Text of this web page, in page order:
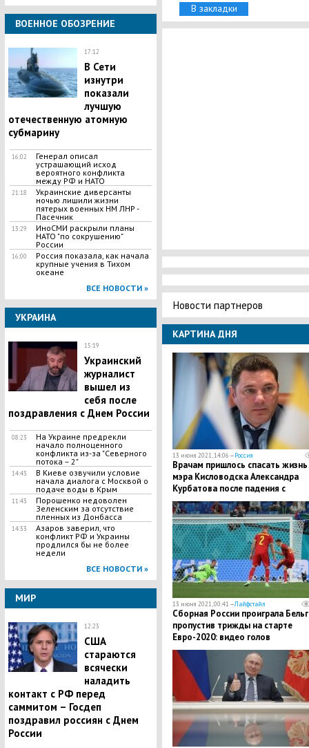
ВОЕННОЕ ОБОЗРЕНИЕ
17:12
В Сети
изнутри
показали
лучшую
отечественную атомную
субмарину
16:02
Генерал описал
устрашающий исход
вероятного конфликта
между РФ и НАТО
21:18
Украинские диверсанты
ночью лишили жизни
пятерых военных НМ ЛНР -
Пасечник
13:29
ИноСМИ раскрыли планы
НАТО "по сокрушению"
России
16:00
Россия показала, как начала
крупные учения в Тихом
океане
ВСЕ НОВОСТИ »
УКРАИНА
15:19
Украинский
журналист
вышел из
себя после
поздравления с Днем России
08:23
На Украине предрекли
начало полноценного
конфликта из-за "Северного
потока – 2"
14:43
В Киеве озвучили условие
начала диалога с Москвой о
подаче воды в Крым
11:43
Порошенко недоволен
Зеленским за отсутствие
пленных из Донбасса
14:33
Азаров заверил, что
конфликт РФ и Украины
продлился бы не более
недели
ВСЕ НОВОСТИ »
МИР
12:23
США
стараются
всячески
наладить
контакт с РФ перед
саммитом – Госдеп
поздравил россиян с Днем
России
В закладки
Новости партнеров
КАРТИНА ДНЯ
13 июня 2021, 14:06 —Россия
Врачам пришлось спасать жизнь
мэра Кисловодска Александра
Курбатова после падения с
электросамоката
13 июня 2021, 00:41 —Лайфстайл
Сборная России проиграла
пропустив трижды на старте
Евро-2020: видео голов